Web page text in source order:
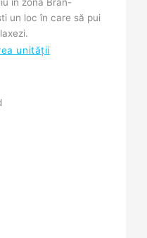
în zona Bran-
un loc în care să pui
unității